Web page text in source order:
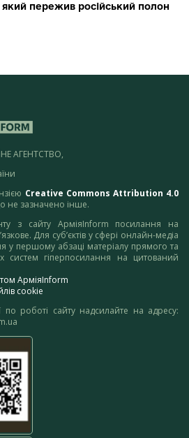
який пережив російський полон
АГЕНТСТВО,
Creative Commons Attribution 4.0
не зазначено інше.
з сайту АрміяInform посилання на
Для суб’єктів у сфері онлайн-медіа
у першому абзаці матеріалу прямого та
систем гіперпосилання на цитований
АрміяInform
cookie
по роботі сайту надсилайте на адресу: